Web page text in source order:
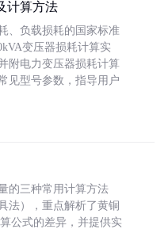
计算方法
、负载损耗的国家标准
变压器损耗计算实
附电力变压器损耗计算
见型号参数，指导用户
的三种常用计算方法
法），重点解析了黄铜
公式的差异，并提供实